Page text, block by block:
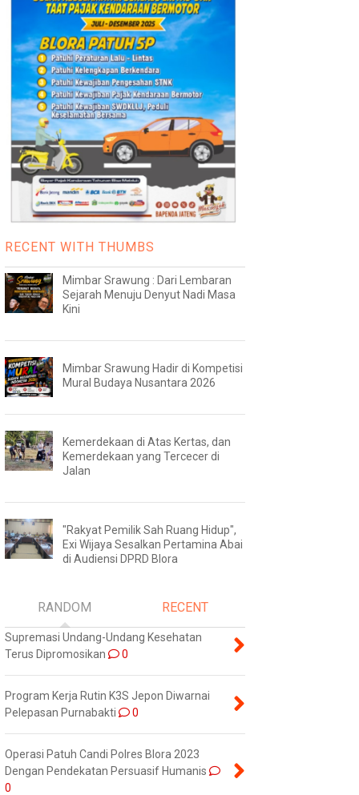
RECENT WITH THUMBS
Mimbar Srawung : Dari Lembaran
Sejarah Menuju Denyut Nadi Masa
Kini
Mimbar Srawung Hadir di Kompetisi
Mural Budaya Nusantara 2026
Kemerdekaan di Atas Kertas, dan
Kemerdekaan yang Tercecer di
Jalan
"Rakyat Pemilik Sah Ruang Hidup",
Exi Wijaya Sesalkan Pertamina Abai
di Audiensi DPRD Blora
RANDOM RECENT
Supremasi Undang-Undang Kesehatan
Terus Dipromosikan
0
Program Kerja Rutin K3S Jepon Diwarnai
Pelepasan Purnabakti
0
Operasi Patuh Candi Polres Blora 2023
Dengan Pendekatan Persuasif Humanis
0